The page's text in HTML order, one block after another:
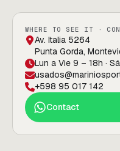
WHERE TO SEE IT ·
Av. Italia 5264
Punta Gorda,
Lun a Vie 9 – 18h ·
+598 95 017 142
Contact